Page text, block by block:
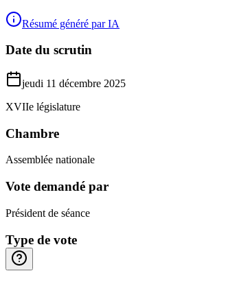
Résumé généré par IA
Date du scrutin
jeudi 11 décembre 2025
XVIIe législature
Chambre
Assemblée nationale
Vote demandé par
Président de séance
Type de vote